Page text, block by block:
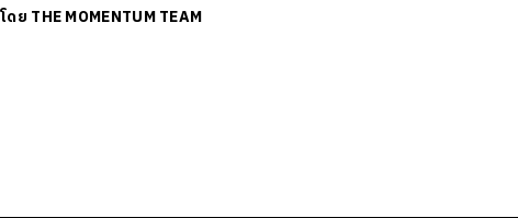
โดย THE MOMENTUM TEAM